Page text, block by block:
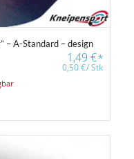
– A-Standard – design
1,49€*
0,50€/Stk